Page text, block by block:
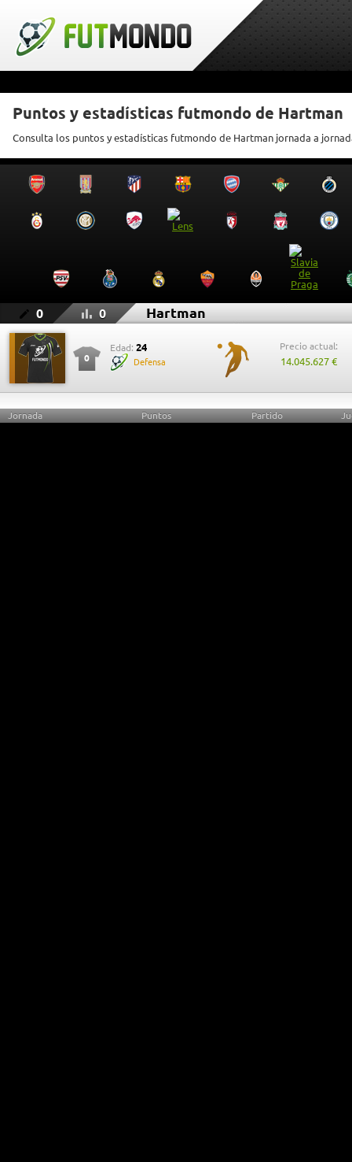
Puntos y estadísticas futmondo de Hartman
Consulta los puntos y estadísticas futmondo de Hartman jornada a
0 0 Hartman
0
Edad: 24
Defensa
Precio actual:
14.045.627 €
Jornada Puntos Partido